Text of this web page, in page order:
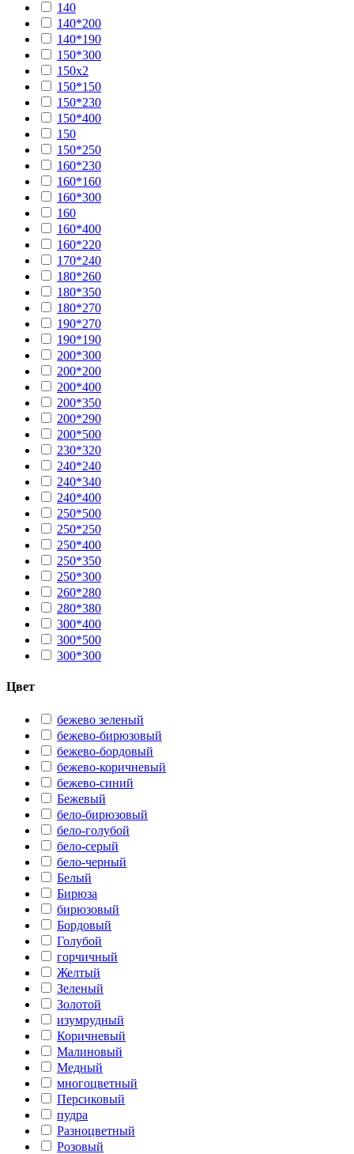
140
140*200
140*190
150*300
150х2
150*150
150*230
150*400
150
150*250
160*230
160*160
160*300
160
160*400
160*220
170*240
180*260
180*350
180*270
190*270
190*190
200*300
200*200
200*400
200*350
200*290
200*500
230*320
240*240
240*340
240*400
250*500
250*250
250*400
250*350
250*300
260*280
280*380
300*400
300*500
300*300
Цвет
бежево зеленый
бежево-бирюзовый
бежево-бордовый
бежево-коричневый
бежево-синий
Бежевый
бело-бирюзовый
бело-голубой
бело-серый
бело-черный
Белый
Бирюза
бирюзовый
Бордовый
Голубой
горчичный
Желтый
Зеленый
Золотой
изумрудный
Коричневый
Малиновый
Медный
многоцветный
Персиковый
пудра
Разноцветный
Розовый